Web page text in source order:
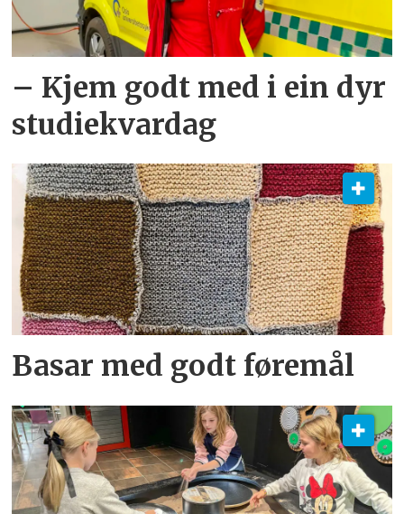
– Kjem godt med i ein dyr
studiekvardag
Basar med godt føremål